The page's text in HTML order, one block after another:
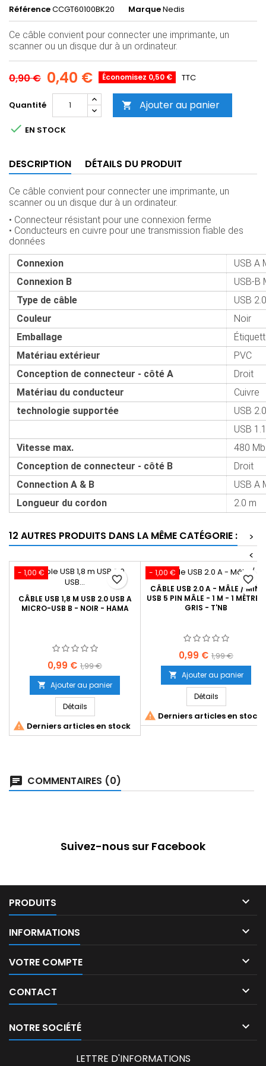
RéférenceCCGT60100BK20 MarqueNedis
Ce câble convient pour connecter une imprimante, un
scanner ou un disque dur à un ordinateur.
0,90 € 0,40 € Économisez 0,50 € TTC
Quantité  Ajouter au panier
 EN STOCK
DESCRIPTION DÉTAILS DU PRODUIT
Ce câble convient pour connecter une imprimante, un
scanner ou un disque dur à un ordinateur.
• Connecteur résistant pour une connexion ferme
• Conducteurs en cuivre pour une transmission fiable des
données
Connexion
USB A
Connexion B
USB-B
Type de câble
USB 2.0
Couleur
Noir
Emballage
Matériau extérieur
PVC
Conception de connecteur - côté A
Droit
Matériau du conducteur
Cuivre
technologie supportée
USB 2.0
USB 1.1
Vitesse max.
480
Conception de connecteur - côté B
Droit
Connection A & B
USB A
Longueur du cordon
2.0 m
12 AUTRES PRODUITS DANS LA MÊME CATÉGORIE :
>
<
- 1,00 €
CÂBLE USB 1,8 M USB 2.0 USB A
MICRO-USB B - NOIR - HAMA
Prix
0,99 € Prix
de
base
1,99 €
 Ajouter au panier
Détails
 Derniers articles en stock
favorite_border
- 1,00 €
CÂBLE USB 2.0 A - MÂLE / MINI
USB 5 PIN MÂLE - 1 M - 1 MÈTRE -
GRIS - T'NB
Prix
0,99 € Prix
base
1,99 €
 Ajouter au panier
Détails
 Derniers articles en stock
favorite_border
COMMENTAIRES (0)
Suivez-nous sur Facebook
PRODUITS 
INFORMATIONS 
VOTRE COMPTE 
CONTACT 
NOTRE SOCIÉTÉ 
LETTRE D'INFORMATIONS